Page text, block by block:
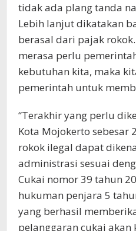
tidak ada plang tanda
Lebih lanjut dikatakan
berasal dari pajak
merasa perlu
kebutuhan kita, maka
pemerintah untuk
“Terakhir yang perlu
Kota Mojokerto
rokok ilegal dapat
administrasi sesuai
Cukai nomor 39 tahun
hukuman penjara 5
yang berhasil
pelanggaran cukai